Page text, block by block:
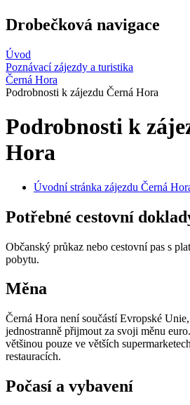
Drobečková navigace
Úvod
Poznávací zájezdy a turistika
Černá Hora
Podrobnosti k zájezdu Černá Hora
Podrobnosti k
Hora
Úvodní stránka zájezdu Černá
Potřebné cestovní
Občanský průkaz nebo cestovní pas s
pobytu.
Měna
Černá Hora není součástí Evropské
jednostranně přijmout za svoji měnu
většinou pouze ve větších
restauracích.
Počasí a vybavení